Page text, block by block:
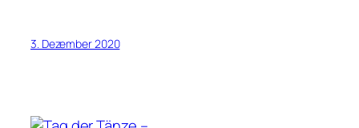
3. Dezember 2020